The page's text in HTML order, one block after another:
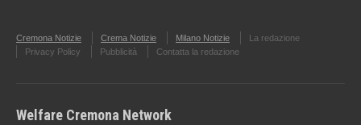
Cremona Notizie Crema Notizie Milano Notizie
La redazione
Privacy Policy
Pubblicità Contatta la redazione
Welfare Cremona Network